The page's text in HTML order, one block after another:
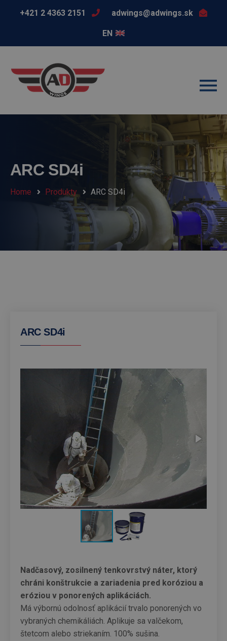
+421 2 4363 2151 adwings@adwings.sk
EN
ARC SD4i
Home Produkty ARC SD4i
ARC SD4i
Nadčasový, zosilnený tenkovrstvý náter, ktorý
chráni konštrukcie a zariadenia pred koróziou a
eróziou v ponorených aplikáciách.
Má výbornú odolnosť aplikácií trvalo ponorených vo
vybraných chemikáliách. Aplikuje sa valčekom,
štetcom alebo striekaním. 100% sušina.